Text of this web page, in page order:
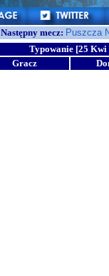
Następny mecz: Puszcza
Typowanie [25 Kwi
Gracz